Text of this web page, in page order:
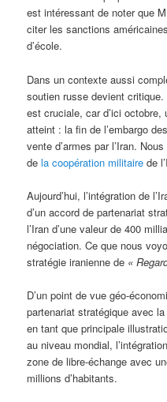
est intéressant de noter que
citer les sanctions
d’école.
Dans un contexte aussi
soutien russe devient
est cruciale, car d’ici
atteint : la fin de l’embargo
vente d’armes par l’Iran.
dela coopération militaire de
Aujourd’hui, l’intégration de
d’un accord de partenariat
l’Iran d’une valeur de 400
négociation. Ce que nous
stratégie iranienne de «
D’un point de vue géo-
partenariat stratégique avec la
en tant que principale
au niveau mondial,
zone de libre-échange avec
millions d’habitants.